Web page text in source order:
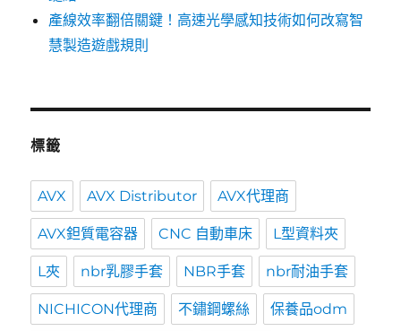
產線效率翻倍關鍵！高速光學感知技術如何改寫智
慧製造遊戲規則
標籤
AVX AVX Distributor AVX代理商
AVX鉭質電容器 CNC 自動車床 L型資料夾
L夾 nbr乳膠手套 NBR手套 nbr耐油手套
NICHICON代理商 不鏽鋼螺絲 保養品odm